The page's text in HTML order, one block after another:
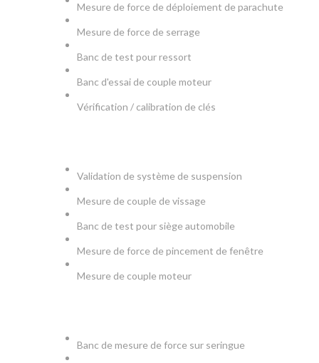
Mesure de force de déploiement de parachute
Mesure de force de serrage
Banc de test pour ressort
Banc d'essai de couple moteur
Vérification / calibration de clés
Validation de système de suspension
Mesure de couple de vissage
Banc de test pour siège automobile
Mesure de force de pincement de fenêtre
Mesure de couple moteur
Banc de mesure de force sur seringue